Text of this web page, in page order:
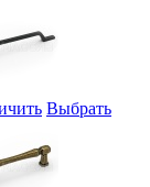
Выбрать